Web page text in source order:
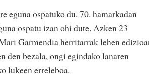
eguna ospatuko du. 70. hamarkadan
ospatu izan ohi dute. Azken 23
Garmendia herritarrak lehen
den bezala, ongi egindako lanaren
lukeen erreleboa.